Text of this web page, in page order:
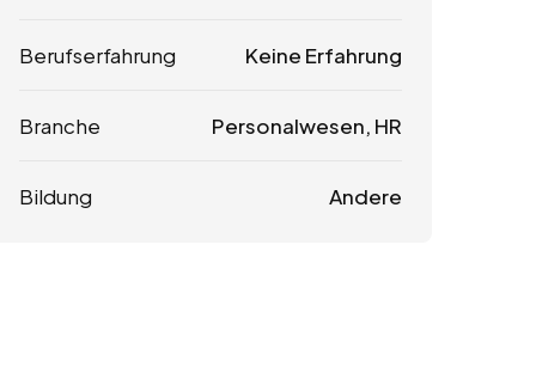
Berufserfahrung Keine Erfahrung
Branche Personalwesen, HR
Bildung Andere